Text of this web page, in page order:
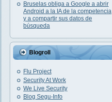
Bruselas obliga a Google a abrir
Android a la IA de la competencia
y a compartir sus datos de
búsqueda
Blogroll
Flu Project
Security At Work
We Live Security
Blog Segu-Info